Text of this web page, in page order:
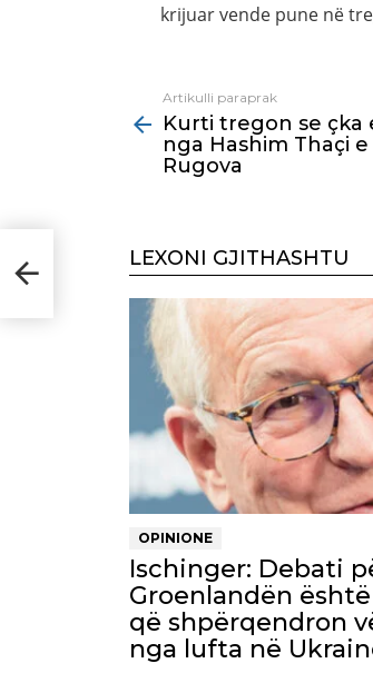
krijuar vende pune në
more
Artikulli paraprak
Kurti tregon se çka
nga Hashim Thaçi
Rugova
LEXONI GJITHASHTU
OPINIONE
Ischinger: Debati
Groenlandën
që shpërqendron
nga lufta në